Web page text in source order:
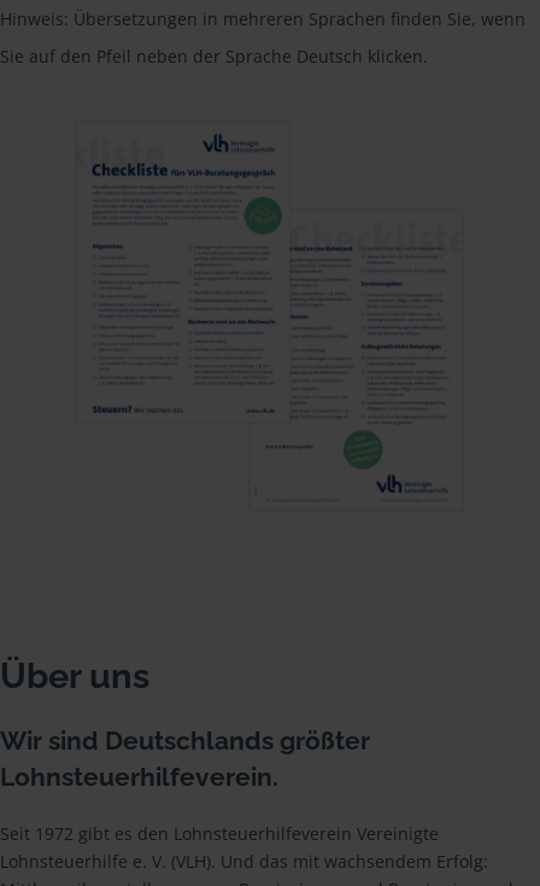
Hinweis: Übersetzungen in mehreren Sprachen finden Sie, wenn
Sie auf den Pfeil neben der Sprache Deutsch klicken.
Über uns
Wir sind Deutschlands größter
Lohnsteuerhilfeverein.
Seit 1972 gibt es den Lohnsteuerhilfeverein Vereinigte
Lohnsteuerhilfe e. V. (VLH). Und das mit wachsendem Erfolg: